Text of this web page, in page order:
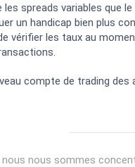
spreads variables que le
un handicap bien plus
vérifier les taux au
compte de trading des
nous nous sommes